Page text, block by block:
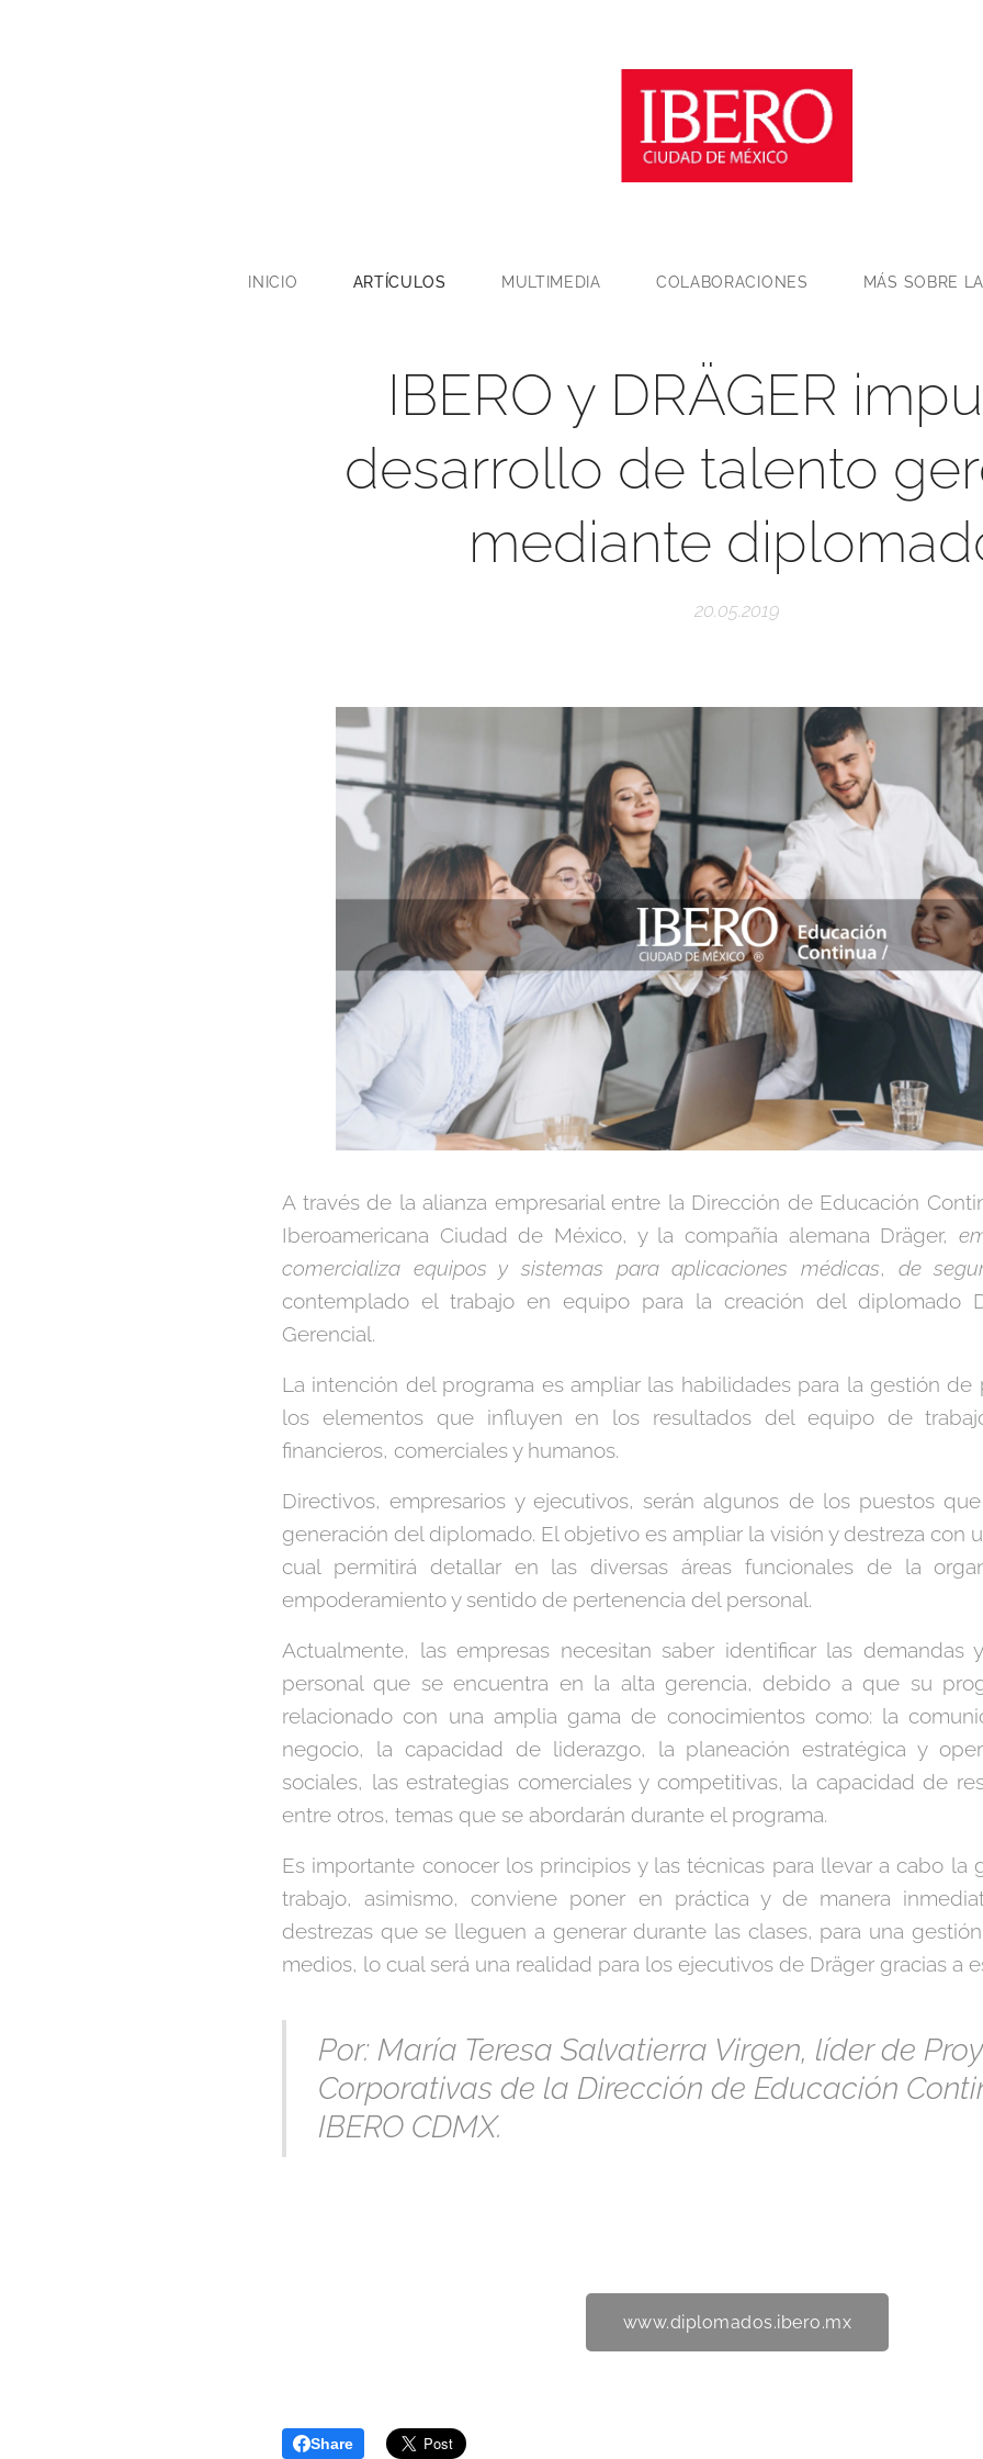
INICIO ARTÍCULOS MULTIMEDIA COLABORACIONES MÁS SOBRE
IBERO y DRÄGER
desarrollo de talento
mediante
20.05.2019
A través de la alianza empresarial entre la Dirección de Educación
Iberoamericana Ciudad de México, y la compañía alemana Dräger,
comercializa equipos y sistemas para aplicaciones médicas, de
contemplado el trabajo en equipo para la creación del diplomado
Gerencial.
La intención del programa es ampliar las habilidades para la gestión de
los elementos que influyen en los resultados del equipo de
financieros, comerciales y humanos.
Directivos, empresarios y ejecutivos, serán algunos de los puestos
generación del diplomado. El objetivo es ampliar la visión y destreza con
cual permitirá detallar en las diversas áreas funcionales de la
empoderamiento y sentido de pertenencia del personal.
Actualmente, las empresas necesitan saber identificar las demandas
personal que se encuentra en la alta gerencia, debido a que su
relacionado con una amplia gama de conocimientos como: la
negocio, la capacidad de liderazgo, la planeación estratégica y
sociales, las estrategias comerciales y competitivas, la capacidad de
entre otros, temas que se abordarán durante el programa.
Es importante conocer los principios y las técnicas para llevar a cabo la
trabajo, asimismo, conviene poner en práctica y de manera
destrezas que se lleguen a generar durante las clases, para una
medios, lo cual será una realidad para los ejecutivos de Dräger gracias a
Por: María Teresa Salvatierra Virgen, líder de
Corporativas de la Dirección de Educación
IBERO CDMX.
www.diplomados.ibero.mx
Share